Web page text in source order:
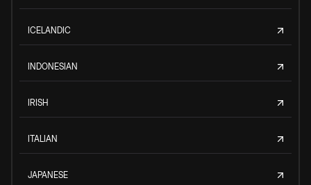
ICELANDIC
INDONESIAN
IRISH
ITALIAN
JAPANESE